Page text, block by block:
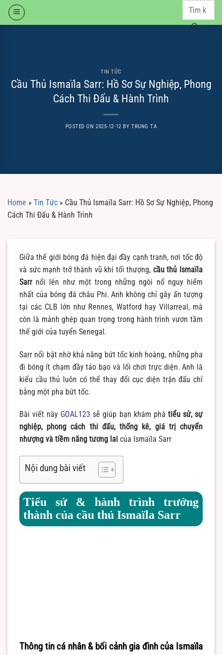
Skip
TIN TỨC
Cầu Thủ Ismaïla Sarr: Hồ Sơ Sự Nghiệp, Phong
Cách Thi Đấu & Hành Trình
POSTED ON2025-12-12 BY TRUNG TA
Home » Tin Tức » Cầu Thủ Ismaïla Sarr: Hồ Sơ Sự Nghiệp, Phong
Cách Thi Đấu & Hành Trình
Giữa thế giới bóng đá hiện đại đầy cạnh tranh, nơi tốc độ
và sức mạnh trở thành vũ khí tối thượng, cầu thủ Ismaïla
Sarrnổi lên như một trong những ngòi nổ nguy hiểm
nhất của bóng đá châu Phi. Anh không chỉ gây ấn tượng
tại các CLB lớn như Rennes, Watford hay Villarreal, mà
còn là mảnh ghép quan trọng trong hành trình vươn tầm
thế giới của tuyển Senegal.
Sarr nổi bật nhờ khả năng bứt tốc kinh hoàng, những pha
đi bóng ít chạm đầy táo bạo và lối chơi trực diện. Anh là
kiểu cầu thủ luôn có thể thay đổi cục diện trận đấu chỉ
bằng một pha bứt tốc.
Bài viết này GOAL123 sẽ giúp bạn khám phá tiểu sử, sự
nghiệp, phong cách thi đấu, thống kê, giá trị chuyển
nhượng và tiềm năng tương lai của Ismaïla Sarr
Nội dung bài viết
Tiểu sử & hành trình trưởng
thành của cầu thủ Ismaïla Sarr
Thông tin cá nhân & bối cảnh gia đình của Ismaïla